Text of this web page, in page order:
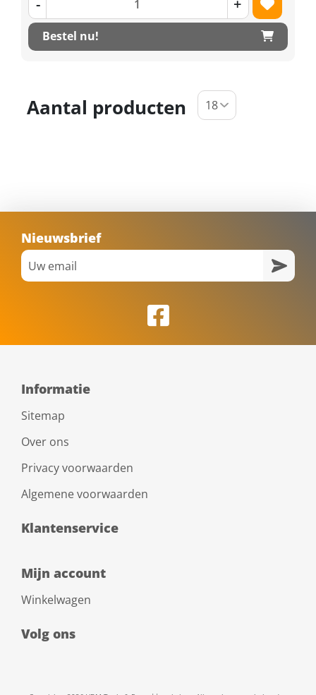
Bestel nu!
Aantal producten
Nieuwsbrief
Informatie
Sitemap
Over ons
Privacy voorwaarden
Algemene voorwaarden
Klantenservice
Mijn account
Winkelwagen
Volg ons